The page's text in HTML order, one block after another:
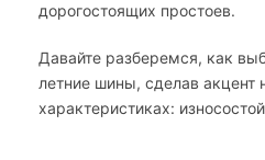
дорогостоящих простоев.
Давайте разберемся, как
летние шины, сделав акцент
характеристиках: